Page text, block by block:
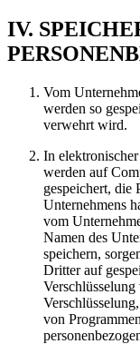
IV.
Vom
werden so
verwehrt wird.
In
werden auf
gespeichert, die
Unternehmens
vom
Namen des
speichern,
Dritter auf
von